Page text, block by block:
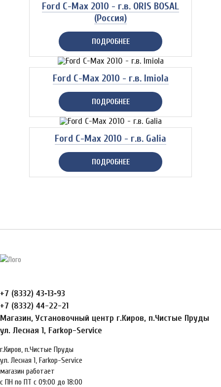
Ford C-Max 2010 - г.в. ORIS BOSAL
(Россия)
ПОДРОБНЕЕ
Ford C-Max 2010 - г.в. Imiola
ПОДРОБНЕЕ
Ford C-Max 2010 - г.в. Galia
ПОДРОБНЕЕ
+7 (8332) 43‑13‑93
+7 (8332) 44-22-21
Магазин, Установочный центр г.Киров, п.Чистые Пруды
ул. Лесная 1, Farkop-Service
г.Киров, п.Чистые Пруды
ул. Лесная 1, Farkop-Service
магазин работает
с ПН по ПТ с 09:00 до 18:00